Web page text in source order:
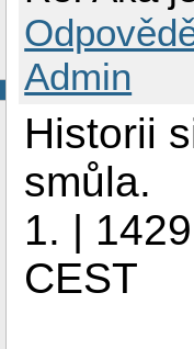
Admin
Historii
smůla.
1. |
CEST